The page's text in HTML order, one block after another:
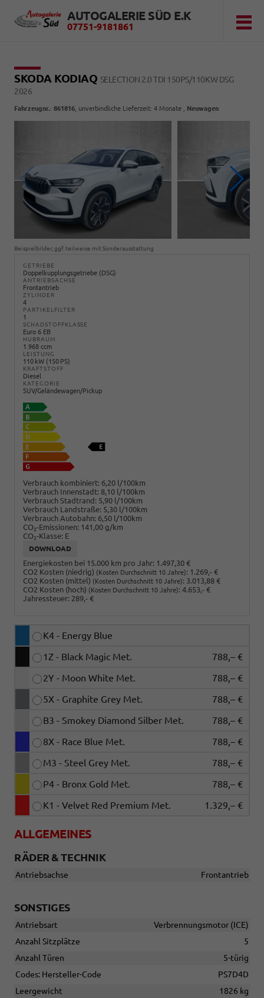
AUTOGALERIE SÜD E.K
07751-9181861
SKODA KODIAQ SELECTION 2.0 TDI 150PS/110KW DSG
2026
Fahrzeugnr.: 861816 , unverbindliche Lieferzeit: 4 Monate Neuwagen
Beispielbilder, ggf. teilweise mit Sonderausstattung
GETRIEBE
Doppelkupplungsgetriebe (DSG)
ANTRIEBSACHSE
Frontantrieb
ZYLINDER
4
PARTIKELFILTER
1
SCHADSTOFFKLASSE
Euro 6 EB
HUBRAUM
1.968 ccm
LEISTUNG
110 kW (150 PS)
KRAFTSTOFF
Diesel
KATEGORIE
SUV/Geländewagen/Pickup
Verbrauch kombiniert: 6,20 l/100km
Verbrauch Innenstadt: 8,10 l/100km
Verbrauch Stadtrand: 5,90 l/100km
Verbrauch Landstraße: 5,30 l/100km
Verbrauch Autobahn: 6,50 l/100km
CO2-Emissionen: 141,00 g/km
CO2-Klasse: E
DOWNLOAD
Energiekosten bei 15.000 km pro Jahr: 1.497,30 €
CO2 Kosten (niedrig) (Kosten Durchschnitt 10 Jahre): 1.269,- €
CO2 Kosten (mittel) (Kosten Durchschnitt 10 Jahre): 3.013,88 €
CO2 Kosten (hoch) (Kosten Durchschnitt 10 Jahre): 4.653,- €
Jahressteuer: 289,- €
K4 - Energy Blue
1Z - Black Magic Met.
788,– €
2Y - Moon White Met.
788,– €
5X - Graphite Grey Met.
788,– €
B3 - Smokey Diamond Silber Met.
788,– €
8X - Race Blue Met.
788,– €
M3 - Steel Grey Met.
788,– €
P4 - Bronx Gold Met.
788,– €
K1 - Velvet Red Premium Met.
1.329,– €
ALLGEMEINES
RÄDER & TECHNIK
Antriebsachse Frontantrieb
SONSTIGES
Antriebsart
Verbrennungsmotor (ICE)
Anzahl Sitzplätze
5
Anzahl Türen
5-türig
Codes: Hersteller-Code
PS7D4D
Leergewicht
1826 kg